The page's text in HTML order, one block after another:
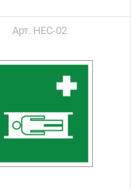
Арт. НЕС-02